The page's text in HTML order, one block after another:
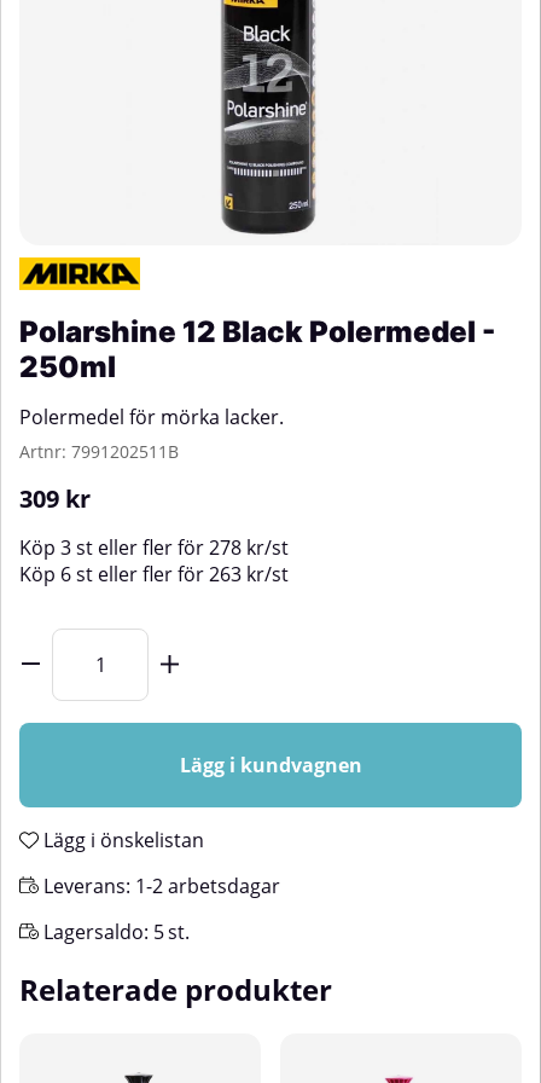
Polarshine 12 Black Polermedel -
250ml
Polermedel för mörka lacker.
Artnr: 7991202511B
309 kr
Köp 3 st eller fler för278 kr/st
Köp 6 st eller fler för263 kr/st
Lägg i kundvagnen
Lägg i önskelistan
Leverans: 1-2 arbetsdagar
Lagersaldo: 5st.
Relaterade produkter